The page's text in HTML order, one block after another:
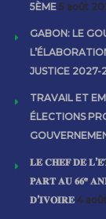
5ÈME 5 août
GABON: LE
JUSTICE 2027-
TRAVAIL ET
ÉLECTIONS
𝐋𝐄 𝐂𝐇𝐄𝐅 𝐃𝐄
𝐏𝐀𝐑𝐓 𝐀𝐔 𝟔𝟔ᵉ
𝐃’𝐈𝐕𝐎𝐈𝐑𝐄 4